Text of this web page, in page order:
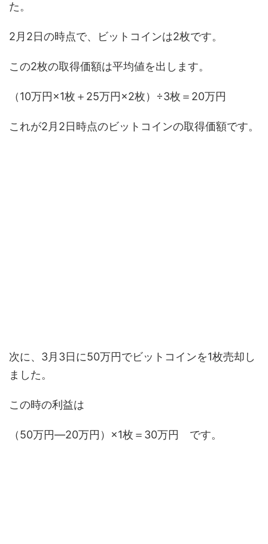
た。
2月2日の時点で、ビットコインは2枚です。
この2枚の取得価額は平均値を出します。
（10万円×1枚＋25万円×2枚）÷3枚＝20万円
これが2月2日時点のビットコインの取得価額です。
次に、3月3日に50万円でビットコインを1枚売却し
ました。
この時の利益は
（50万円―20万円）×1枚＝30万円 です。